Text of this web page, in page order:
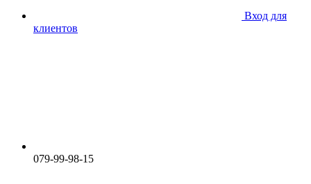
Вход для
клиентов
079-99-98-15